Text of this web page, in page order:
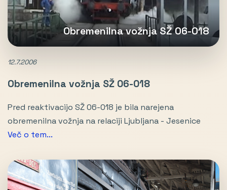
Obremenilna vožnja SŽ 06-018
12.7.2006
Obremenilna vožnja SŽ 06-018
Pred reaktivacijo SŽ 06-018 je bila narejena
obremenilna vožnja na relaciji Ljubljana - Jesenice
Več o tem...